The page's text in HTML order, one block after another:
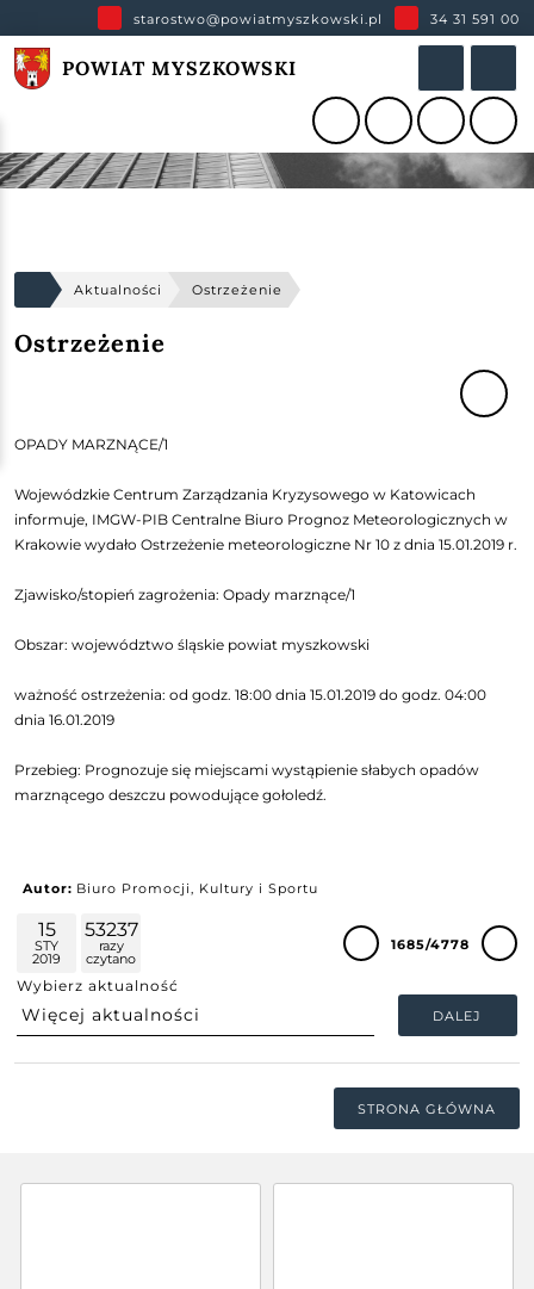
starostwo@powiatmyszkowski.pl 34 31 591 00
POWIAT MYSZKOWSKI
Aktualności Ostrzeżenie
Ostrzeżenie
OPADY MARZNĄCE/1
Wojewódzkie Centrum Zarządzania Kryzysowego w Katowicach
informuje, IMGW-PIB Centralne Biuro Prognoz Meteorologicznych w
Krakowie wydało Ostrzeżenie meteorologiczne Nr 10 z dnia 15.01.2019 r.
Zjawisko/stopień zagrożenia: Opady marznące/1
Obszar: województwo śląskie powiat myszkowski
ważność ostrzeżenia: od godz. 18:00 dnia 15.01.2019 do godz. 04:00
dnia 16.01.2019
Przebieg: Prognozuje się miejscami wystąpienie słabych opadów
marznącego deszczu powodujące gołoledź.
Autor: Biuro Promocji, Kultury i Sportu
15
STY
2019
53237
razy
czytano
Wybierz aktualność
DALEJ
1685/4778
STRONA GŁÓWNA